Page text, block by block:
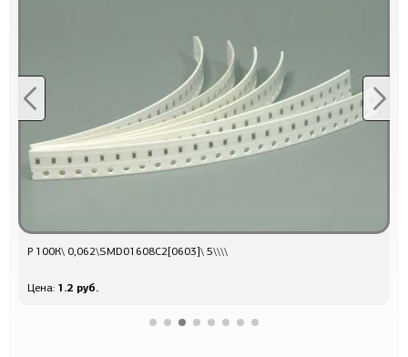
Р 100К\ 0,062\SMD01608C2[0603]\ 5\\\\
Цена: 1.2 руб.